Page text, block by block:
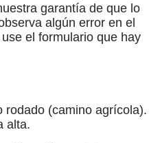
garantía de que lo
algún error en el
el formulario que hay
rodado (camino agrícola).
alta.